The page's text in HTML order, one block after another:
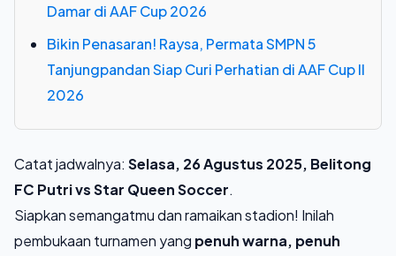
Damar di AAF Cup 2026
Bikin Penasaran! Raysa, Permata SMPN 5
Tanjungpandan Siap Curi Perhatian di AAF Cup II
2026
Catat jadwalnya: Selasa, 26 Agustus 2025, Belitong
FC Putri vs Star Queen Soccer.
Siapkan semangatmu dan ramaikan stadion! Inilah
pembukaan turnamen yang penuh warna, penuh